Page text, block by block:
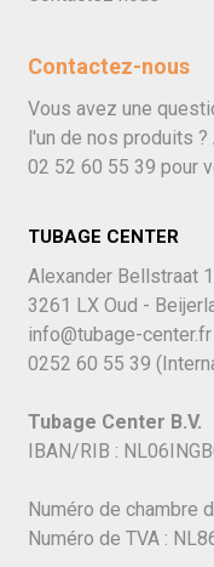
Contactez-nous
Vous avez une
l'un de nos produits
02 52 60 55 39 pour
TUBAGE CENTER
Alexander Bellstraat
3261 LX Oud -
info@tubage-center.fr
0252 60 55 39
Tubage Center B.V.
IBAN/RIB :
Numéro de chambre
Numéro de TVA :